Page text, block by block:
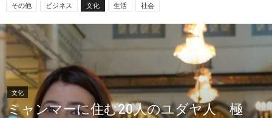
その他 ビジネス 文化 生活 社会
文化
ミャンマーに住む20人のユダヤ人 極